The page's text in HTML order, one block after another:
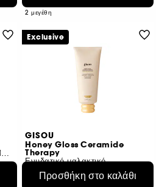
2 μεγέθη
Έλαιο για Λεία & Λαμπερά Μαλλιά
GISOU
Honey Gloss Ceramide
Therapy
Ενυδατικό μαλακτικό
11
€ 15,50
Προσθήκη στο καλάθι
Exclusive